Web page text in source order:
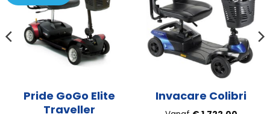
Pride GoGo Elite
Traveller
Invacare Colibri